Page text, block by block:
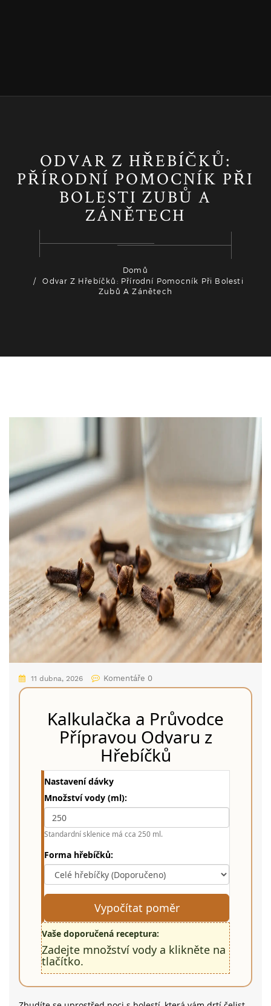
ODVAR Z HŘEBÍČKŮ:
PŘÍRODNÍ POMOCNÍK PŘI
BOLESTI ZUBŮ A
ZÁNĚTECH
Domů
Odvar Z Hřebíčků: Přírodní Pomocník Při Bolesti
Zubů A Zánětech
11 dubna, 2026 Komentáře 0
Kalkulačka a Průvodce
Přípravou Odvaru z
Hřebíčků
Nastavení dávky
Množství vody (ml):
Standardní sklenice má cca 250 ml.
Forma hřebíčků:
Vypočítat poměr
Vaše doporučená receptura:
Zadejte množství vody a klikněte na
tlačítko.